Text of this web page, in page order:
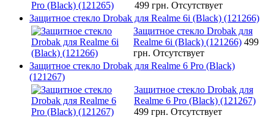
499 грн. Отсутствует
Защитное стекло Drobak для Realme 6i (Black) (121266)
Защитное стекло Drobak для
Realme 6i (Black) (121266) 499
грн. Отсутствует
Защитное стекло Drobak для Realme 6 Pro (Black)
(121267)
Защитное стекло Drobak для
Realme 6 Pro (Black) (121267)
499 грн. Отсутствует